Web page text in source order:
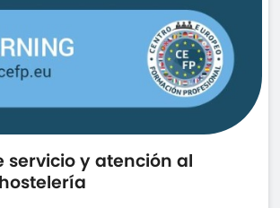
servicio y atención al